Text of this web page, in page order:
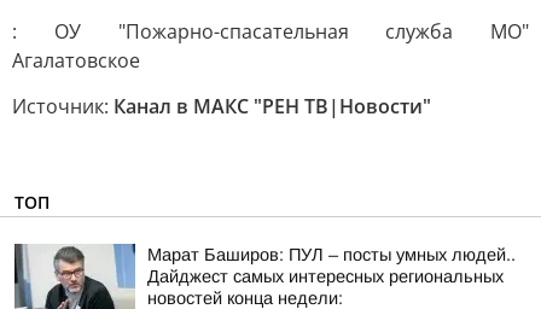
: ОУ "Пожарно-спасательная служба МО"
Агалатовское
Источник: Канал в МАКС "РЕН ТВ|Новости"
ТОП
Марат Баширов: ПУЛ – посты умных людей..
Дайджест самых интересных региональных
новостей конца недели: